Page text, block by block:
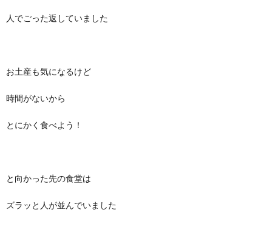
人でごった返していました
お土産も気になるけど
時間がないから
とにかく食べよう！
と向かった先の食堂は
ズラッと人が並んでいました